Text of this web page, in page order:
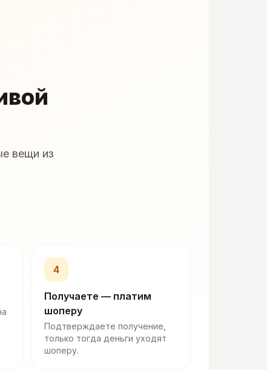
вещи из
4
Получаете — платим
шоперу
Подтверждаете получение,
только тогда деньги уходят
шоперу.